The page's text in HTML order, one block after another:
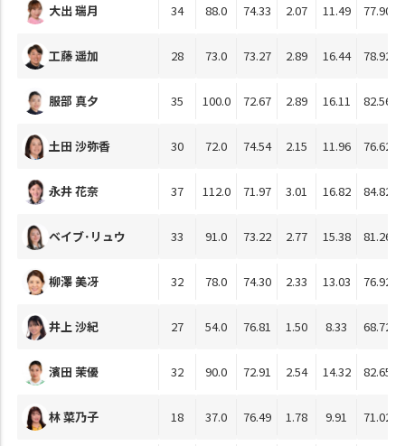
大出 瑞月 34 88.0 74.33 2.07 11.49 77.90
工藤 遥加 28 73.0 73.27 2.89 16.44 78.92
服部 真夕 35 100.0 72.67 2.89 16.11 82.56
土田 沙弥香 30 72.0 74.54 2.15 11.96 76.62
永井 花奈 37 112.0 71.97 3.01 16.82 84.82
ベイブ･リュウ 33 91.0 73.22 2.77 15.38 81.26
柳澤 美冴 32 78.0 74.30 2.33 13.03 76.92
井上 沙紀 27 54.0 76.81 1.50 8.33 68.72
濱田 茉優 32 90.0 72.91 2.54 14.32 82.65
林 菜乃子 18 37.0 76.49 1.78 9.91 71.02